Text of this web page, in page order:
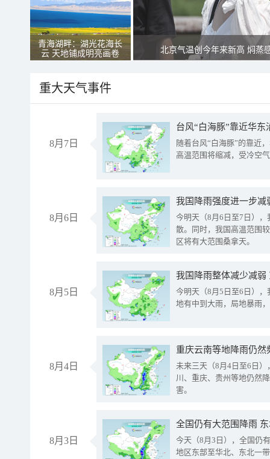
青海湖畔：湖光花海长
云 天地铺成明亮画卷
北京气温创今年来新高 焖蒸
重大天气事件
8月7日
台风“白海豚”靠近华
随着台风“白海豚”的靠近
高温范围将缩减，受冷空
8月6日
今明天（8月6日至7日）
散。同时，我国高温范围
区将有大范围桑拿天。
8月5日
我国降雨整体减少减弱
今明天（8月5日至6日）
地有中到大雨，局地暴雨
8月4日
重庆云南等地降雨仍然
未来三天（8月4日至6日
川、重庆、贵州等地仍然
害。
8月3日
全国仍有大范围降雨
今天（8月3日），全国仍
地区东部至华北、东北一